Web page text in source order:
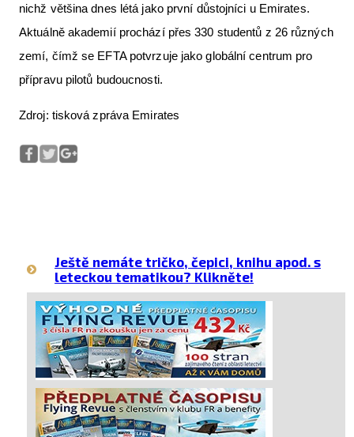
nichž většina dnes létá jako první důstojníci u Emirates.
Aktuálně akademií prochází přes 330 studentů z 26 různých
zemí, čímž se EFTA potvrzuje jako globální centrum pro
přípravu pilotů budoucnosti.
Zdroj: tisková zpráva Emirates
Ještě nemáte tričko, čepici, knihu apod. s
leteckou tematikou? Klikněte!